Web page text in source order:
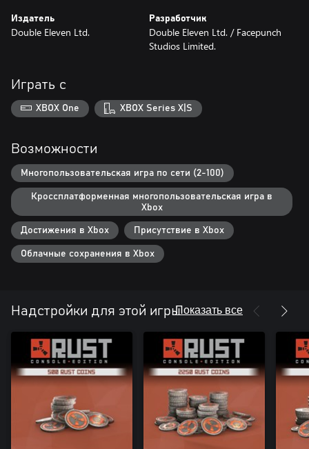
Издатель
Double Eleven Ltd.
Разработчик
Double Eleven Ltd. / Facepunch
Studios Limited.
Играть с
XBOX One XBOX Series X|S
Возможности
Многопользовательская игра по сети (2-100)
Кроссплатформенная многопользовательская игра в
Xbox
Достижения в Xbox Присутствие в Xbox
Облачные сохранения в Xbox
Надстройки для этой игрыПоказать все